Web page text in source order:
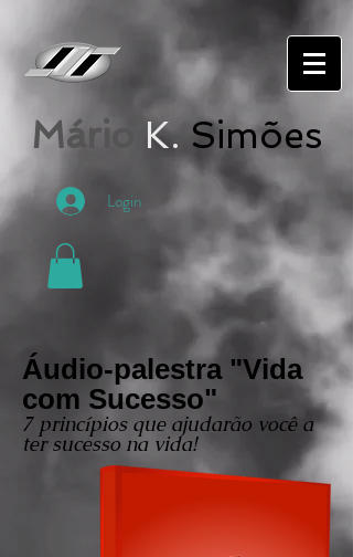
Mário K. Simões
Login
Áudio-palestra "Vida
com Sucesso"
7 princípios que ajudarão você a
ter sucesso na vida!